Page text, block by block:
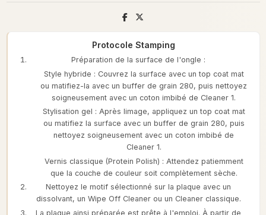
Protocole Stamping
Préparation de la surface de l'ongle :
Style hybride : Couvrez la surface avec un top coat mat
ou matifiez-la avec un buffer de grain 280, puis nettoyez
soigneusement avec un coton imbibé de Cleaner 1.
Stylisation gel : Après limage, appliquez un top coat mat
ou matifiez la surface avec un buffer de grain 280, puis
nettoyez soigneusement avec un coton imbibé de
Cleaner 1.
Vernis classique (Protein Polish) : Attendez patiemment
que la couche de couleur soit complètement sèche.
Nettoyez le motif sélectionné sur la plaque avec un
dissolvant, un Wipe Off Cleaner ou un Cleaner classique.
La plaque ainsi préparée est prête à l'emploi. À partir de